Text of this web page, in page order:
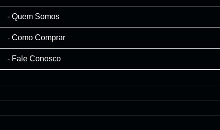
Quem Somos
Como Comprar
Fale Conosco